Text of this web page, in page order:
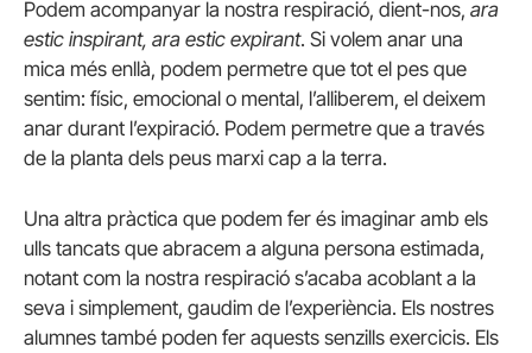
Podem acompanyar la nostra respiració, dient-nos, ara
estic inspirant, ara estic expirant. Si volem anar una
mica més enllà, podem permetre que tot el pes que
sentim: físic, emocional o mental, l’alliberem, el deixem
anar durant l’expiració. Podem permetre que a través
de la planta dels peus marxi cap a la terra.
Una altra pràctica que podem fer és imaginar amb els
ulls tancats que abracem a alguna persona estimada,
notant com la nostra respiració s’acaba acoblant a la
seva i simplement, gaudim de l’experiència. Els nostres
alumnes també poden fer aquests senzills exercicis. Els